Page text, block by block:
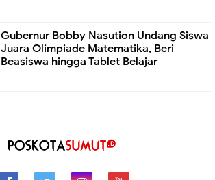
Gubernur Bobby Nasution Undang Siswa
Juara Olimpiade Matematika, Beri
Beasiswa hingga Tablet Belajar